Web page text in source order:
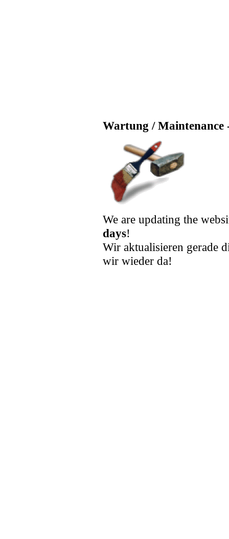
Wartung / Maintenance
We are updating the
days!
Wir aktualisieren gerade
wir wieder da!